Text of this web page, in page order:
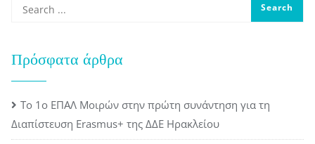
Πρόσφατα άρθρα
Το 1ο ΕΠΑΛ Μοιρών στην πρώτη συνάντηση για τη
Διαπίστευση Erasmus+ της ΔΔΕ Ηρακλείου